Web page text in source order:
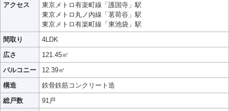
アクセス
東京メトロ有楽町線「護国寺」駅
東京メトロ丸ノ内線「茗荷谷」駅
東京メトロ有楽町線「東池袋」駅
間取り
4LDK
広さ
121.45㎡
バルコニー
12.39㎡
構造
鉄骨鉄筋コンクリート造
総戸数
91戸